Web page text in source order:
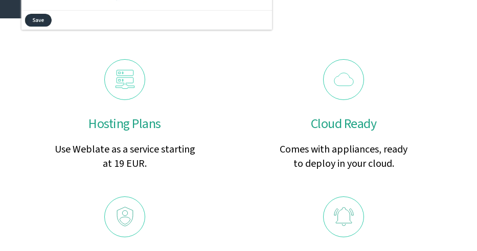
Hosting Plans
Use Weblate as a service starting
at 19 EUR.
Cloud Ready
Comes with appliances, ready
to deploy in your cloud.